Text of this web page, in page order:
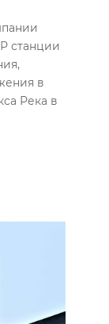
станции
в
Река в